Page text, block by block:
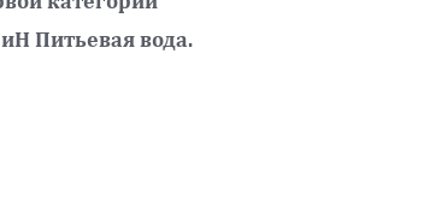
Питьевая вода.